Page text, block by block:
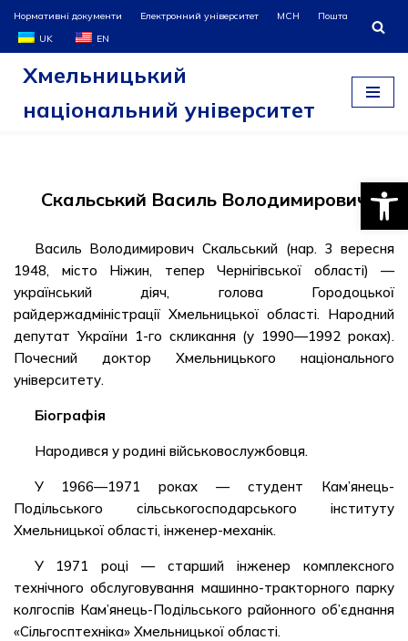
Перейти
до
Нормативні документи Електронний університет МСН
Пошта
UK
EN
Хмельницький
національний університет
Скальський Василь Володимирович
Василь Володимирович Скальський (нар. 3 вересня
1948, місто Ніжин, тепер Чернігівської області) —
український діяч, голова Городоцької
райдержадміністрації Хмельницької області. Народний
депутат України 1-го скликання (у 1990—1992 роках).
Почесний доктор Хмельницького національного
університету.
Біографія
Народився у родині військовослужбовця.
У 1966—1971 роках — студент Кам’янець-
Подільського сільськогосподарського інституту
Хмельницької області, інженер-механік.
У 1971 році — старший інженер комплексного
технічного обслуговування машинно-тракторного парку
колгоспів Кам’янець-Подільського районного об’єднання
«Сільгосптехніка» Хмельницької області.